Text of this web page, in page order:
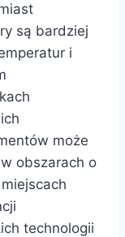
są bardziej
i
może
obszarach o
technologii